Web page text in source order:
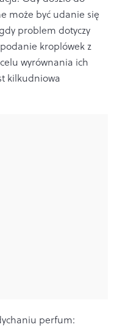
może być udanie się
problem dotyczy
kroplówek z
wyrównania ich
kilkudniowa
perfum: